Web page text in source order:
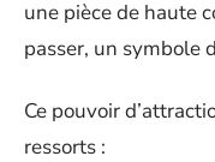
une pièce de haute
passer, un symbole
Ce pouvoir
ressorts :